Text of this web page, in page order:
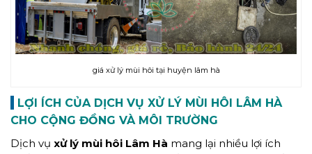
giá xử lý mùi hôi tại huyện lâm hà
LỢI ÍCH CỦA DỊCH VỤ XỬ LÝ MÙI HÔI
LÂM HÀ
CHO CỘNG ĐỒNG VÀ MÔI TRƯỜNG
Dịch vụ xử lý mùi hôi Lâm Hà mang lại nhiều lợi ích